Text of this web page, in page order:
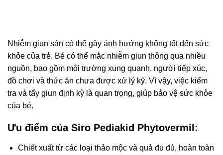
Nhiễm giun sán có thể gây ảnh hưởng không tốt đến sức
khỏe của trẻ. Bé có thể mắc nhiễm giun thông qua nhiều
nguồn, bao gồm môi trường xung quanh, người tiếp xúc,
đồ chơi và thức ăn chưa được xử lý kỹ. Vì vậy, việc kiểm
tra và tẩy giun định kỳ là quan trọng, giúp bảo vệ sức khỏe
của bé.
Ưu điểm của Siro Pediakid Phytovermil:
Chiết xuất từ các loại thảo mộc và quả đu đủ, hoàn toàn